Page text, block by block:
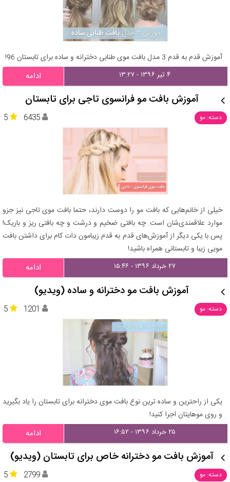
آموزش قدم به قدم 3 مدل بافت موی طنابی دخترانه و ساده برای تابستان 96!
۴ تیر ۱۳۹۶ - ۱۳:۲۷ ادامه
آموزش بافت مو فرانسوی تاجی برای تابستان
دسته: مو 5 6435
خیلی از خانم‌هایی که بافت مو را دوست دارند، حتما بافت موی تاجی نیز جزو
موارد علاقمندی‌شان است. چه بافتی ضخیم و درشت و چه بافتی ریز و باریک!
پس با یکی دیگر از آموزش‌های قدم به قدم زیبامون دات کام برای داشتن بافت
مویی زیبا و تابستانی همراه باشید!
۲۷ خرداد ۱۳۹۶ - ۱۵:۴۶ ادامه
آموزش بافت مو دخترانه و ساده (ویدیو)
دسته: مو 5 1201
یکی از راحترین و ساده ترین نوع بافت موی دخترانه برای تابستان را یاد بگیرید
و روی موهایتان اجرا کنید!
۲۵ خرداد ۱۳۹۶ - ۱۶:۵۲ ادامه
آموزش بافت مو دخترانه خاص برای تابستان (ویدیو)
دسته: مو 5 2799